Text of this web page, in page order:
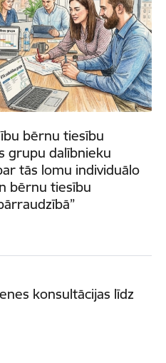
bērnu tiesību
grupu dalībnieku
tās lomu individuālo
bērnu tiesību
konsultācijas līdz